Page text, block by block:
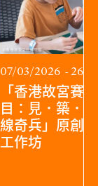
07/03/2026 - 26/
「香港故宮賽
目：見．築．
線奇兵」原創
工作坊